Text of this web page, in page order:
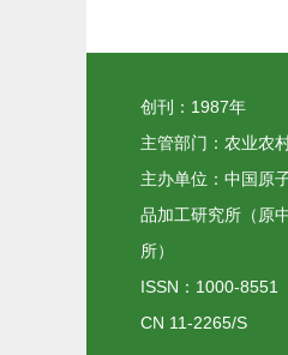
创刊：1987年
主管部门：农业农
主办单位：中国原
品加工研究所（原
所）
ISSN：1000-8551
CN 11-2265/S